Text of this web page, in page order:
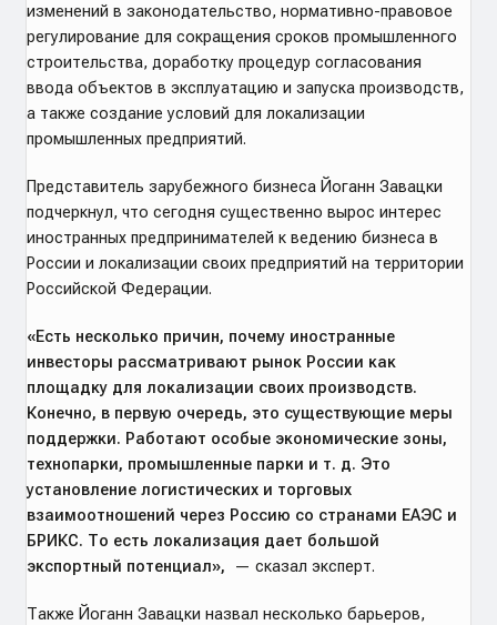
изменений в законодательство, нормативно-правовое
регулирование для сокращения сроков промышленного
строительства, доработку процедур согласования
ввода объектов в эксплуатацию и запуска производств,
а также создание условий для локализации
промышленных предприятий.
Представитель зарубежного бизнеса Йоганн Завацки
подчеркнул, что сегодня существенно вырос интерес
иностранных предпринимателей к ведению бизнеса в
России и локализации своих предприятий на территории
Российской Федерации.
«Есть несколько причин, почему иностранные
инвесторы рассматривают рынок России как
площадку для локализации своих производств.
Конечно, в первую очередь, это существующие меры
поддержки. Работают особые экономические зоны,
технопарки, промышленные парки и т. д. Это
установление логистических и торговых
взаимоотношений через Россию со странами ЕАЭС и
БРИКС. То есть локализация дает большой
экспортный потенциал», — сказал эксперт.
Также Йоганн Завацки назвал несколько барьеров,